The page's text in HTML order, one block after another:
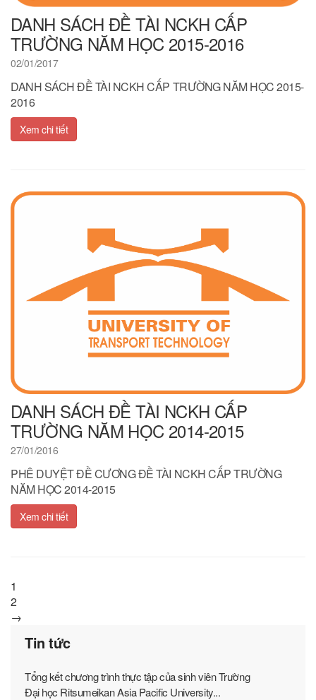
DANH SÁCH ĐỀ TÀI NCKH CẤP
TRƯỜNG NĂM HỌC 2015-2016
02/01/2017
DANH SÁCH ĐỀ TÀI NCKH CẤP TRƯỜNG NĂM HỌC 2015-
2016
Xem chi tiết
DANH SÁCH ĐỀ TÀI NCKH CẤP
TRƯỜNG NĂM HỌC 2014-2015
27/01/2016
PHÊ DUYỆT ĐỀ CƯƠNG ĐỀ TÀI NCKH CẤP TRƯỜNG
NĂM HỌC 2014-2015
Xem chi tiết
1
2
→
Tin tức
Tổng kết chương trình thực tập của sinh viên Trường
Đại học Ritsumeikan Asia Pacific University...